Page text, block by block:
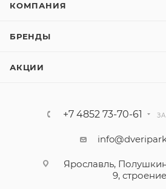
КОМПАНИЯ
БРЕНДЫ
АКЦИИ
+7 4852 73-70-61
Ярославль,
9, строение